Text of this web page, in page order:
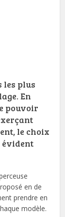
les plus
En
pouvoir
le choix
évident
en de
prendre en
modèle.